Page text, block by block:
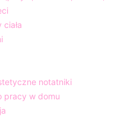
notatniki
pracy w domu